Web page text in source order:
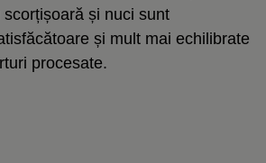
și nuci sunt
și mult mai echilibrate
procesate.